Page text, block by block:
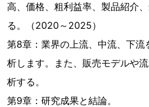
高、価格、粗利益率、製品紹介
る。（2020～2025）
第8章：業界の上流、中流、下流
析します。また、販売モデルや
析する。
第9章：研究成果と結論。